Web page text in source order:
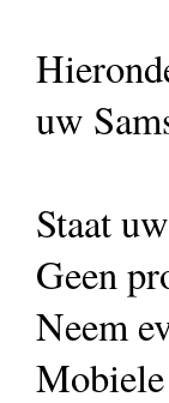
uw
Staat
Geen
Neem